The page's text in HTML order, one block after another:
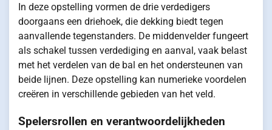
In deze opstelling vormen de drie verdedigers
doorgaans een driehoek, die dekking biedt tegen
aanvallende tegenstanders. De middenvelder fungeert
als schakel tussen verdediging en aanval, vaak belast
met het verdelen van de bal en het ondersteunen van
beide lijnen. Deze opstelling kan numerieke voordelen
creëren in verschillende gebieden van het veld.
Spelersrollen en verantwoordelijkheden